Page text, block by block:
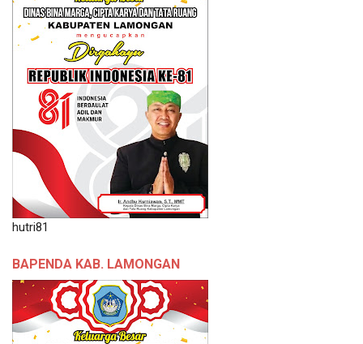
hutri81
BAPENDA KAB. LAMONGAN